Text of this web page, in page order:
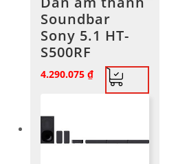
Soundbar
Sony 5.1 HT-
S500RF
4.290.075 ₫